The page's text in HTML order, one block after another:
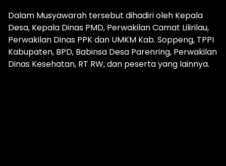
Dalam Musyawarah tersebut dihadiri oleh Kepala
Desa, Kepala Dinas PMD, Perwakilan Camat Lilirilau,
Perwakilan Dinas PPK dan UMKM Kab. Soppeng, TPPI
Kabupaten, BPD, Babinsa Desa Parenring, Perwakilan
Dinas Kesehatan, RT RW, dan peserta yang lainnya.